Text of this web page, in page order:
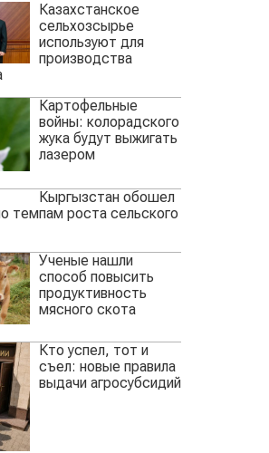
Казахстанское
сельхозсырье
используют для
производства
Картофельные
войны: колорадского
жука будут выжигать
лазером
Кыргызстан обошел
темпам роста сельского
Ученые нашли
способ повысить
продуктивность
мясного скота
Кто успел, тот и
съел: новые правила
выдачи агросубсидий